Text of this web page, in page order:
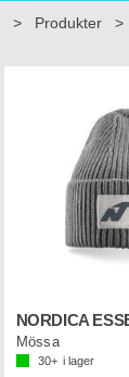
> Produkter >
Mössa
30+ i lager